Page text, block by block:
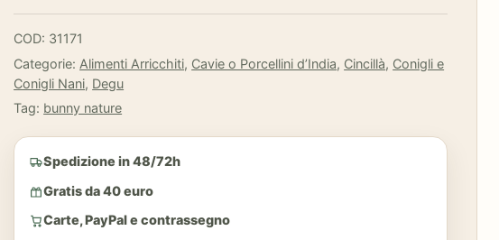
MID
con
Fiori
Fiordaliso
Azzurro
COD: 31171
Categorie: Alimenti Arricchiti, Cavie o Porcellini d’India, Cincillà, Conigli e
Conigli Nani, Degu
Tag: bunny nature
Spedizione in 48/72h
Gratis da 40 euro
Carte, PayPal e contrassegno